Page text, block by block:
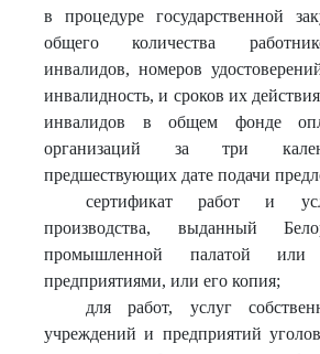
в процедуре государственной
общего количества
инвалидов, номеров
инвалидность, и сроков их
инвалидов в общем фонде
организаций за три
предшествующих дате подачи
сертификат работ и
производства, выданный
промышленной палатой
предприятиями, или его копия;
для работ, услуг
учреждений и предприятий